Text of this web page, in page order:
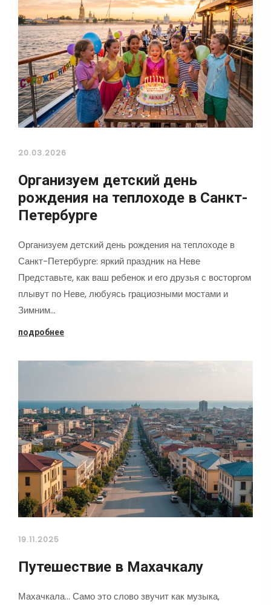
20.03.2026
Организуем детский день
рождения на теплоходе в Санкт-
Петербурге
Организуем детский день рождения на теплоходе в
Санкт-Петербурге: яркий праздник на Неве
Представьте, как ваш ребенок и его друзья с восторгом
плывут по Неве, любуясь грациозными мостами и
Зимним…
подробнее
19.11.2025
Путешествие в Махачкалу
Махачкала... Само это слово звучит как музыка,